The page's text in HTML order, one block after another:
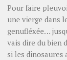
Pour faire
une vierge dans
genufléxée…
vais dire du bien
si les dinosaures